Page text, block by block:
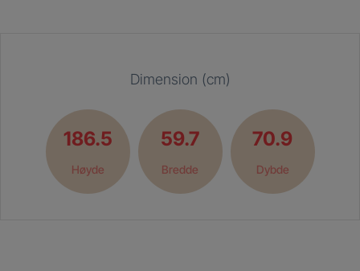
Dimension (cm)
186.5
Høyde
59.7
Bredde
70.9
Dybde